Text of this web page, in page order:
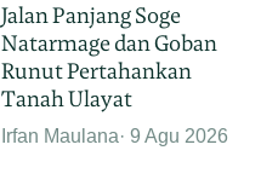
Jalan Panjang Soge
Natarmage dan Goban
Runut Pertahankan
Tanah Ulayat
Irfan Maulana 9 Agu 2026